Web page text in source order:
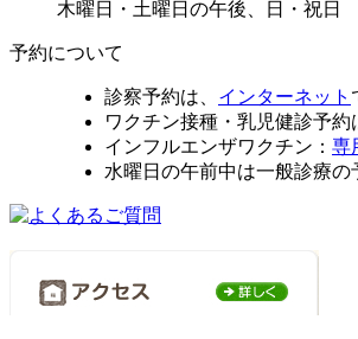
木曜日・土曜日の午後、日・祝日
予約について
診察予約は、 インターネット
ワクチン接種・乳児健診予約
インフルエンザワクチン： 専
水曜日の午前中は一般診療の